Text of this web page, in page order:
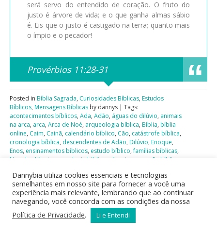
será servo do entendido de coração. O fruto do
justo é árvore de vida; e o que ganha almas sábio
é. Eis que o justo é castigado na terra; quanto mais
o ímpio e o pecador!
Provérbios 11:28-31
Posted in Bíblia Sagrada, Curiosidades Bíblicas, Estudos
Bíblicos, Mensagens Bíblicas by dannys | Tags:
acontecimentos bíblicos, Ada, Adão, águas do dilúvio, animais
na arca, arca, Arca de Noé, arqueologia bíblica, Bíblia, bíblia
online, Caim, Cainã, calendário bíblico, Cão, catástrofe bíblica,
cronologia bíblica, descendentes de Adão, Dilúvio, Enoque,
Enos, ensinamentos bíblicos, estudo bíblico,famílias bíblicas,
fé e obediência
genealogia bíblica gênesis geografia bíblica
instruções de Deus ,Irade,Jabal,Jafé,Jarede ,Jubal,Lameque
Maalaleel,Matusalém,Metusael, Meüjael,montes cobertos ,
moral bíblica, Naama,narrativa bíblica,Noé,números bíblicos,
passagem bíblica,planeta terra, recontagem bíblica,Sem,
Sete,sobreviventes do dilúvio Tubal-Caim ,
Dannybia utiliza cookies essenciais e tecnologias
semelhantes em nosso site para fornecer a você uma
experiência mais relevante, lembrando que ao continuar
navegando, você concorda com as condições da nossa
Política de Privacidade. Li e Entendi